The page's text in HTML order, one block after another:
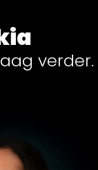
verder.